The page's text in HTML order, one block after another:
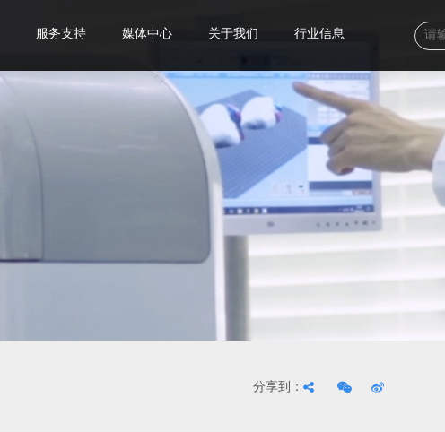
服务支持 媒体中心 关于我们 行业信息
分享到：